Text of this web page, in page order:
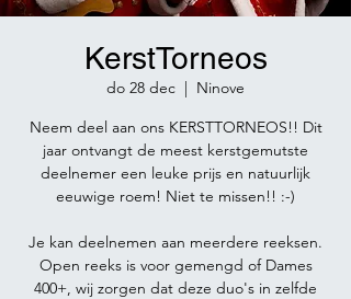
KerstTorneos
do 28 dec
  |
Ninove
Neem deel aan ons KERSTTORNEOS!! Dit
jaar ontvangt de meest kerstgemutste
deelnemer een leuke prijs en natuurlijk
eeuwige roem! Niet te missen!! :-)
Je kan deelnemen aan meerdere reeksen.
Open reeks is voor gemengd of Dames
400+, wij zorgen dat deze duo's in zelfde